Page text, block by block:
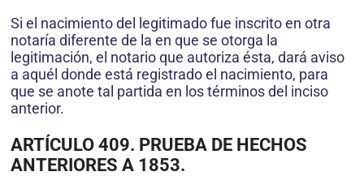
Si el nacimiento del legitimado fue inscrito en otra
notaría diferente de la en que se otorga la
legitimación, el notario que autoriza ésta, dará aviso
a aquél donde está registrado el nacimiento, para
que se anote tal partida en los términos del inciso
anterior.
ARTÍCULO 409. PRUEBA DE HECHOS
ANTERIORES A 1853.